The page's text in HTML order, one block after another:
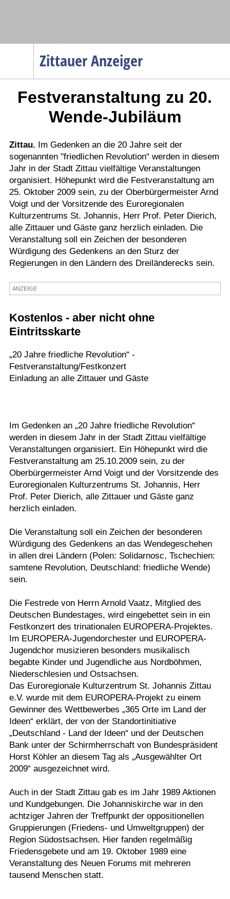
Zittauer Anzeiger
Menüpunkte
Politik
Gesellschaft
Wirtschaft
Service
Verkehr
Gesundheit
Kultur
Sport
Kostenlos
Festveranstaltung zu 20.
Wende-Jubiläum
Zittau. Im Gedenken an die 20 Jahre seit der
sogenannten "friedlichen Revolution“ werden in diesem
Jahr in der Stadt Zittau vielfältige Veranstaltungen
organisiert. Höhepunkt wird die Festveranstaltung am
25. Oktober 2009 sein, zu der Oberbürgermeister Arnd
Voigt und der Vorsitzende des Euroregionalen
Kulturzentrums St. Johannis, Herr Prof. Peter Dierich,
alle Zittauer und Gäste ganz herzlich einladen. Die
Veranstaltung soll ein Zeichen der besonderen
Würdigung des Gedenkens an den Sturz der
Regierungen in den Ländern des Dreiländerecks sein.
ANZEIGE
Kostenlos - aber nicht ohne
Eintritsskarte
„20 Jahre friedliche Revolution“ -
Festveranstaltung/Festkonzert
Einladung an alle Zittauer und Gäste
Im Gedenken an „20 Jahre friedliche Revolution“
werden in diesem Jahr in der Stadt Zittau vielfältige
Veranstaltungen organisiert. Ein Höhepunkt wird die
Festveranstaltung am 25.10.2009 sein, zu der
Oberbürgermeister Arnd Voigt und der Vorsitzende des
Euroregionalen Kulturzentrums St. Johannis, Herr
Prof. Peter Dierich, alle Zittauer und Gäste ganz
herzlich einladen.
Die Veranstaltung soll ein Zeichen der besonderen
Würdigung des Gedenkens an das Wendegeschehen
in allen drei Ländern (Polen: Solidarnosc, Tschechien:
samtene Revolution, Deutschland: friedliche Wende)
sein.
Die Festrede von Herrn Arnold Vaatz, Mitglied des
Deutschen Bundestages, wird eingebettet sein in ein
Festkonzert des trinationalen EUROPERA-Projektes.
Im EUROPERA-Jugendorchester und EUROPERA-
Jugendchor musizieren besonders musikalisch
begabte Kinder und Jugendliche aus Nordböhmen,
Niederschlesien und Ostsachsen.
Das Euroregionale Kulturzentrum St. Johannis Zittau
e.V. wurde mit dem EUROPERA-Projekt zu einem
Gewinner des Wettbewerbes „365 Orte im Land der
Ideen“ erklärt, der von der Standortinitiative
„Deutschland - Land der Ideen“ und der Deutschen
Bank unter der Schirmherrschaft von Bundespräsident
Horst Köhler an diesem Tag als „Ausgewählter Ort
2009“ ausgezeichnet wird.
Auch in der Stadt Zittau gab es im Jahr 1989 Aktionen
und Kundgebungen. Die Johanniskirche war in den
achtziger Jahren der Treffpunkt der oppositionellen
Gruppierungen (Friedens- und Umweltgruppen) der
Region Südostsachsen. Hier fanden regelmäßig
Friedensgebete und am 19. Oktober 1989 eine
Veranstaltung des Neuen Forums mit mehreren
tausend Menschen statt.